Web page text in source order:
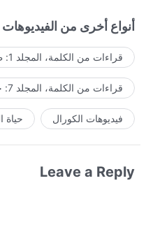
أنواع أخرى من الفيديوهات
قراءات من الكلمة، المجلد 1: ظهور الله وعمله
قراءات من الكلمة، المجلد 7: حول السعي إلى الحق
فيديوهات الكورال حياة
Leave a Reply